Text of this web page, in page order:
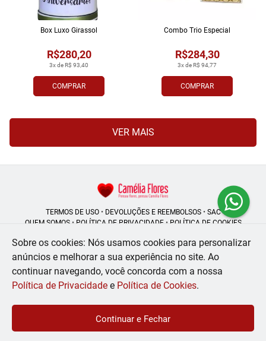
COMPRAR
3x de R$ 93,40
R$280,20
Box Luxo Girassol
COMPRAR
3x de R$ 94,77
R$284,30
Combo Trio Especial
VER MAIS
TERMOS DE USO• DEVOLUÇÕES E REEMBOLSOS• SAC
QUEM SOMOS• POLÍTICA DE PRIVACIDADE• POLÍTICA DE COOKIES
Camélia Flores | CNPJ: 08.250.956/0001-53
Rua do Rosário - 164, Centro - Rio de Janeiro - RJ - 20041-002
© 2024-2026 - Todos os direitos reservados - Desenvolvido por
Sobre os cookies: Nós usamos cookies para personalizar
anúncios e melhorar a sua experiência no site. Ao
continuar navegando, você concorda com a nossa
Política de Privacidade e Política de Cookies.
Continuar e Fechar